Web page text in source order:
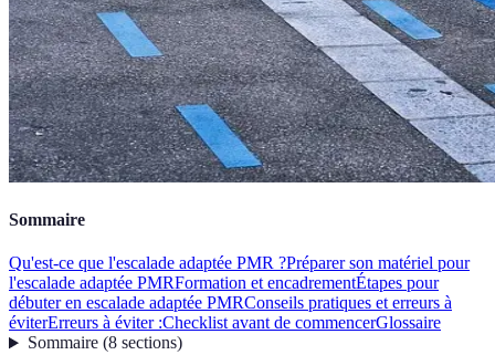
Sommaire
Qu'est-ce que l'escalade adaptée PMR ?Préparer son matériel pour
l'escalade adaptée PMRFormation et encadrementÉtapes pour
débuter en escalade adaptée PMRConseils pratiques et erreurs à
éviterErreurs à éviter :Checklist avant de commencerGlossaire
Sommaire(8 sections)